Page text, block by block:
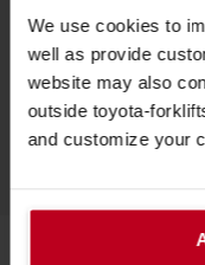
We use cookies to
well as provide
website may also
outside toyota-
and customize your
VOIR TOUS NOS